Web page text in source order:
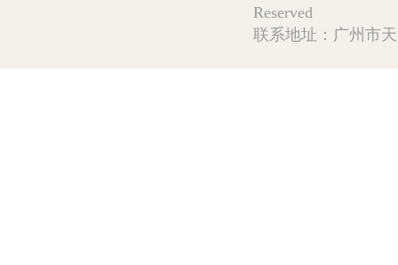
Reserved
联系地址：广州市